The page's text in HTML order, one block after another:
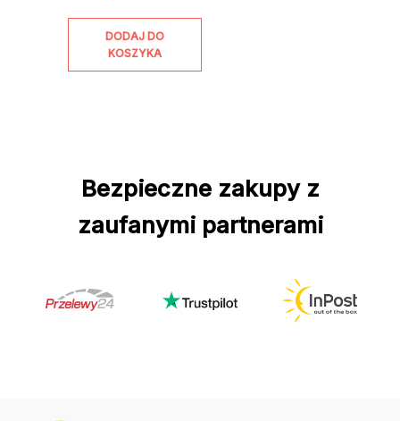
DODAJ DO
KOSZYKA
Bezpieczne zakupy z
zaufanymi partnerami